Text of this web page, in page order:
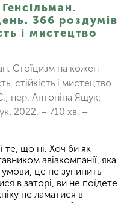
366 роздумів
і мистецтво
Стоїцизм на кожен
стійкість і мистецтво
пер. Антоніна Ящук;
2022. – 710 хв. –
що ні. Хоч би як
авіакомпанії, яка
умови, це не зупинить
в заторі, ви не поїдете
не ламатися в